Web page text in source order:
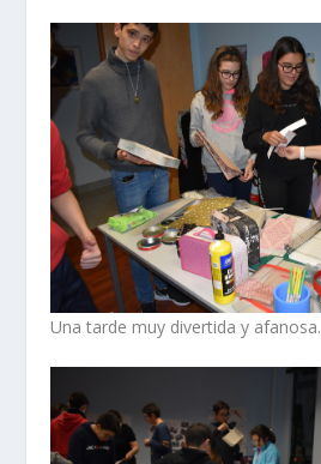
Una tarde muy divertida y afanosa.